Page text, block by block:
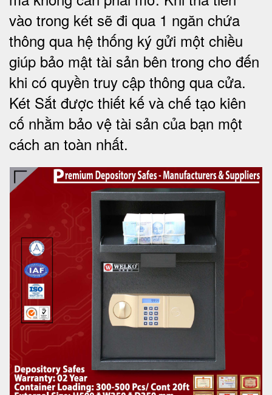
vào trong két sẽ đi qua 1 ngăn chứa
thông qua hệ thống ký gửi một chiều
giúp bảo mật tài sản bên trong cho đến
khi có quyền truy cập thông qua cửa.
Két Sắt được thiết kế và chế tạo kiên
cố nhằm bảo vệ tài sản của bạn một
cách an toàn nhất.